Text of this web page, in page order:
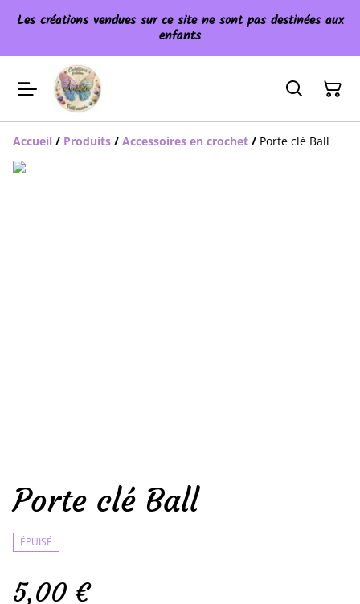
Les créations vendues sur ce site ne sont pas destinées aux
enfants
Accueil / Produits / Accessoires en crochet / Porte clé Ball
Porte clé Ball
ÉPUISÉ
5,00 €